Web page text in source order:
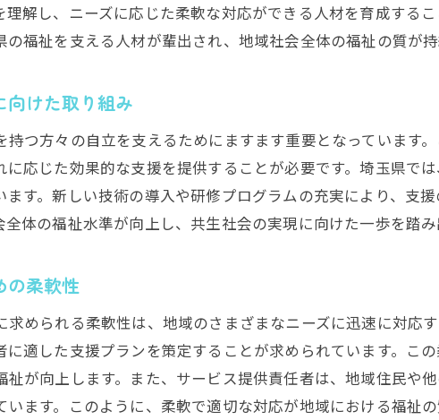
解し、ニーズに応じた柔軟な対応ができる人材を育成する
福祉を支える人材が輩出され、地域社会全体の福祉の質が
向けた取り組み
つ方々の自立を支えるためにますます重要となっています
に応じた効果的な支援を提供することが必要です。埼玉県で
す。新しい技術の導入や研修プログラムの充実により、支
体の福祉水準が向上し、共生社会の実現に向けた一歩を踏み
の柔軟性
められる柔軟性は、地域のさまざまなニーズに迅速に対応
適した支援プランを策定することが求められています。こ
が向上します。また、サービス提供責任者は、地域住民や
ます。このように、柔軟で適切な対応が地域における福祉の